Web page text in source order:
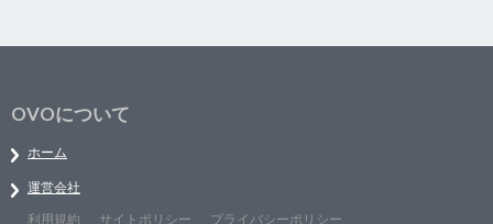
OVOについて
ホーム
運営会社
利用規約
サイトポリシー プライバシーポリシー